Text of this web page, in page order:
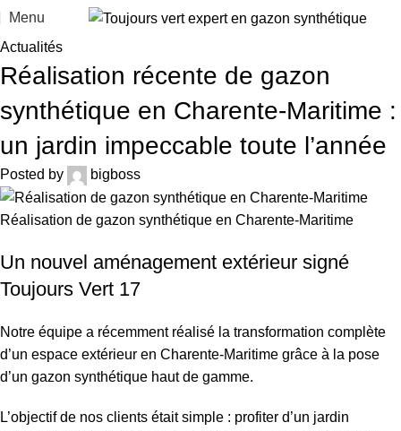
Menu
Actualités
Réalisation récente de gazon
synthétique en Charente-Maritime :
un jardin impeccable toute l’année
Posted by bigboss
Réalisation de gazon synthétique en Charente-Maritime
Un nouvel aménagement extérieur signé
Toujours Vert 17
Notre équipe a récemment réalisé la transformation complète
d’un espace extérieur en Charente-Maritime grâce à la pose
d’un gazon synthétique haut de gamme.
L’objectif de nos clients était simple : profiter d’un jardin